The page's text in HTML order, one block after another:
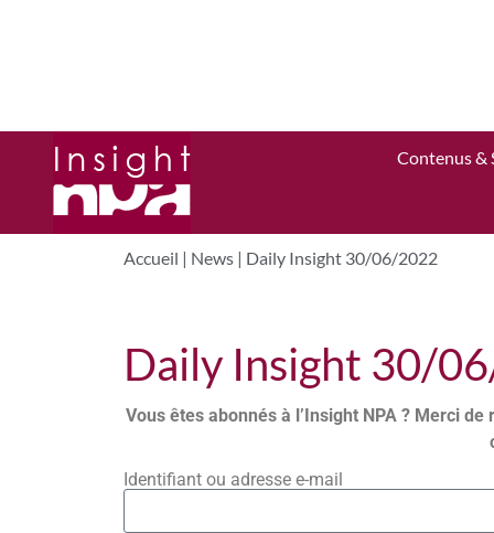
Contenus &
Accueil | News | Daily Insight 30/06/2022
Daily Insight 30/
Vous êtes abonnés à l’Insight NPA ? Merci
Identifiant ou adresse e-mail